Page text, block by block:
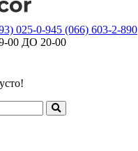
025-0-945 (066) 603-2-890
ДО 20-00